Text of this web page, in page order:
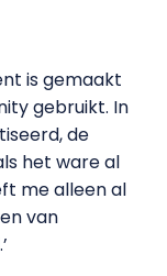
is gemaakt
gebruikt. In
de
het ware al
me alleen al
van